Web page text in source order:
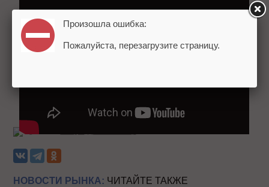
НОВОСТИ РЫНКА: ЧИТАЙТЕ ТАКЖЕ
Произошла ошибка:
Пожалуйста, перезагрузите страницу.